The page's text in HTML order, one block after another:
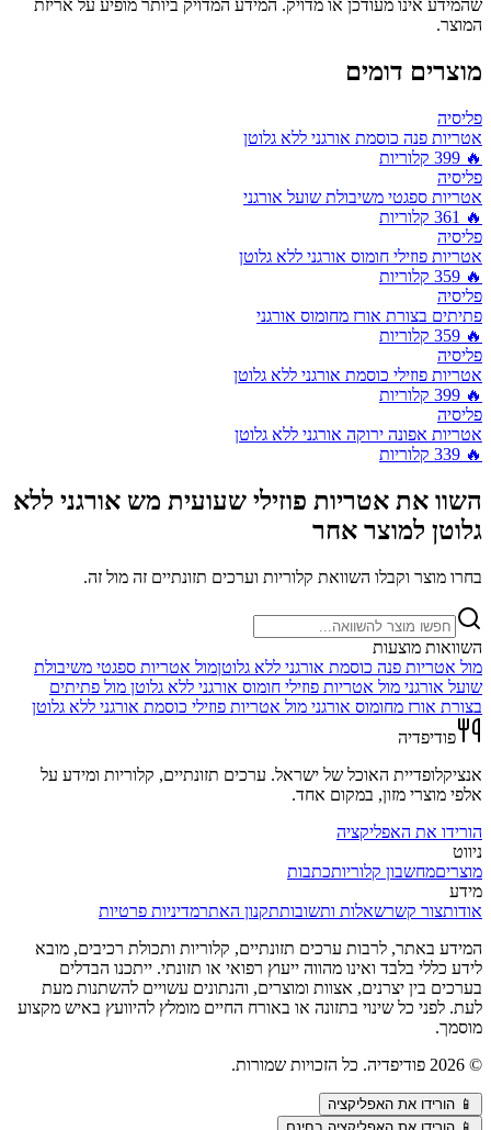
שהמידע אינו מעודכן או מדויק. המידע המדויק ביותר מופיע על אריזת
המוצר.
מוצרים דומים
פליסיה
אטריות פנה כוסמת אורגני ללא גלוטן
🔥
399 קלוריות
פליסיה
אטריות ספגטי משיבולת שועל אורגני
🔥
361 קלוריות
פליסיה
אטריות פוזילי חומוס אורגני ללא גלוטן
🔥
359 קלוריות
פליסיה
פתיתים בצורת אורז מחומוס אורגני
🔥
359 קלוריות
פליסיה
אטריות פוזילי כוסמת אורגני ללא גלוטן
🔥
399 קלוריות
פליסיה
אטריות אפונה ירוקה אורגני ללא גלוטן
🔥
339 קלוריות
השוו את אטריות פוזילי שעועית מש אורגני ללא
גלוטן למוצר אחר
בחרו מוצר וקבלו השוואת קלוריות וערכים תזונתיים זה מול זה.
השוואות מוצעות
מול אטריות פנה כוסמת אורגני ללא גלוטןמול אטריות ספגטי משיבולת
שועל אורגני מול אטריות פוזילי חומוס אורגני ללא גלוטן מול פתיתים
בצורת אורז מחומוס אורגני מול אטריות פוזילי כוסמת אורגני ללא גלוטן
פודיפדיה
אנציקלופדיית האוכל של ישראל. ערכים תזונתיים, קלוריות ומידע על
אלפי מוצרי מזון, במקום אחד.
הורידו את האפליקציה
ניווט
מוצריםמחשבון קלוריותכתבות
מידע
אודותצור קשרשאלות ותשובותתקנון האתרמדיניות פרטיות
המידע באתר, לרבות ערכים תזונתיים, קלוריות ותכולת רכיבים, מובא
לידע כללי בלבד ואינו מהווה ייעוץ רפואי או תזונתי. ייתכנו הבדלים
בערכים בין יצרנים, אצוות ומוצרים, והנתונים עשויים להשתנות מעת
לעת. לפני כל שינוי בתזונה או באורח החיים מומלץ להיוועץ באיש מקצוע
מוסמך.
©
2026 פודיפדיה. כל הזכויות שמורות.
📱 הורידו את האפליקציה